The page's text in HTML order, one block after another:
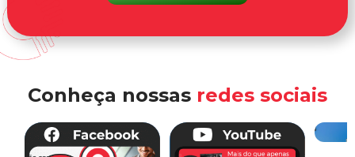
Conheça nossas redes sociais